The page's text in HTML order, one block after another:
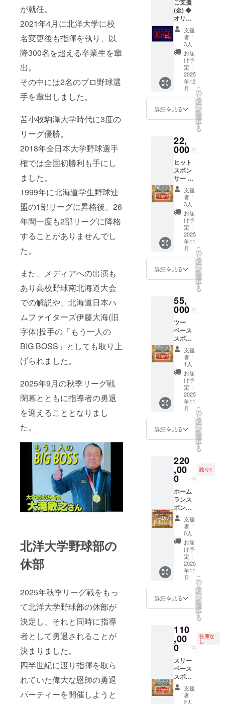
が就任。
2021年4月に北洋大学に校
名変更後も指揮を執り、以
降300名を超える卒業生を輩
出。
その中には2名のプロ野球選
手を輩出しました。
苫小牧駒澤大学時代に3度の
リーグ優勝。
2018年全日本大学野球選手
権では全国初勝利も手にし
ました。
1999年に北海道学生野球連
盟の1部リーグに昇格後、26
年間一度も2部リーグに降格
することがありませんでし
た。
また、メディアへの出演も
あり高校野球南北海道大会
での解説や、北海道日本ハ
ムファイターズ伊藤大海(旧
字体)投手の「もう一人の
BIG BOSS」としても取り上
げられました。
2025年9月の秋季リーグ戦
閉幕とともに指導者の勇退
を迎えることとなりまし
た。
北洋大学野球部の
休部
2025年秋季リーグ戦をもっ
て北洋大学野球部の休部が
決定し、それと同時に指導
者として勇退されることが
決まりました。
四半世紀に渡り指揮を取ら
れていた偉大な恩師の勇退
パーティーを開催しようと
お願い
しま
す。 ※
備考欄
に大滝
監督へ
お祝い
のメッ
セージ
をお寄
せくだ
さい。
勇退
パー
せてい
ただき
ます。
ご支援
(金) ◆
オリジ
ナル記
念品(ブ
ラン
ケッ
ト、マ
ウス
パッ
ド、
ボール
ペン) ※
ブラン
ケット
は勇退
ティー
参加者
に配布
される
物と同
様で
す。 ※
マウス
パッ
ド、
ボール
ペンは
KOMAZ
AWA版
Hokuyo
版どち
さい。
※欠席者
は宛先
などの
入力を
お願い
しま
す。 ※
備考欄
に大滝
監督へ
お祝い
のメッ
セージ
をお寄
せくだ
さい。
当日に
代読さ
せてい
ただき
ます。
支援
者：
3人
お届
け予
定：
2025
年12
月
詳細を見る
こ
の
リ
タ
ー
ン
を
選
択
す
る
22,
000 円
ヒット
スポン
サー ◆
メイン
テーブ
ル・記
念誌に
企業名
掲載(小)
※記念誌
への掲
載は、
記念誌
作成の
都合上
10/9(木)
ご支援
いただ
いた企
業様と
させて
いただ
きます
ことを
ご了承
くださ
い。 ◆
出席者
へ企業
PR(パン
フレッ
ト等配
布) ◆オ
（ブラ
ンケッ
ト、マ
ウス
パッ
ド、
ボール
ペン）
※マウス
パッ
ド、
ボール
ペンは
KOMAZ
AWA版
Hokuyo
版から
掲載期
間：
2025年
11月29
日のみ
掲載。
・掲載
方法：
文字や
ロゴの
支援
者：
3人
お届
け予
定：
2025
年11
月
詳細を見る
こ
の
リ
タ
ー
ン
を
選
択
す
る
55,
000 円
ツー
ベース
スポン
サー ◆
メイン
テーブ
ル・記
念誌に
企業名
掲載(中)
※記念誌
への掲
載は、
記念誌
作成の
都合上
までに
ご支援
いただ
いた企
業様と
させて
いただ
きます
ことを
ご了承
くださ
い。 ◆
出席者
へ企業
PR(パン
フレッ
ト等配
布) ◆オ
リジナ
ル記念
（ブラ
ンケッ
ト、マ
ウス
パッ
ド、
ボール
ペン）
※マウス
パッ
支援
者：
1人
お届
け予
定：
2025
年11
月
詳細を見る
こ
の
リ
タ
ー
ン
を
選
択
す
る
220
,00
0 円
残り1
ホーム
ランス
ポン
サー ◆
横断幕
に企業
名掲載
◆メイ
ンテー
ブル・
記念誌
に企業
名掲載
(特大) ※
記念誌
への掲
記念誌
作成の
都合上
10/9(木)
までに
ご支援
いただ
いた企
業様と
させて
支援
者：
0人
お届
け予
定：
2025
年11
月
詳細を見る
こ
の
リ
タ
ー
ン
を
選
択
す
る
110
,00
0 円
在庫な
し
スリー
ベース
スポン
サー ◆
メイン
テーブ
支援
者：
2人